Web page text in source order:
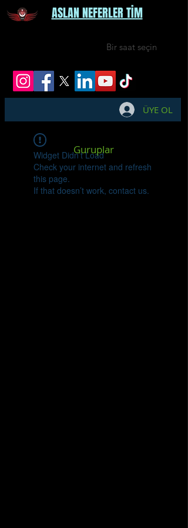
ASLAN NEFERLER TİM
Bir saat seçin
ÜYE OL
Widget Didn’t Load
Check your internet and refresh
this page.
If that doesn’t work, contact us.
Guruplar